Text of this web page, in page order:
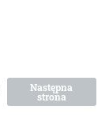
Następna
strona